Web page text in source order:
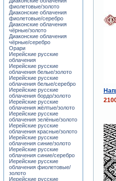
фиолетовые/золото
Диаконские облачения
фиолетовые/серебро
Диаконские облачения
чёрные/золото
Диаконские облачения
чёрные/серебро
Орари
Иерейские русские
облачения
Иерейские русские
облачения белые/золото
Иерейские русские
облачения белые/серебро
Иерейские русские
облачения бордо/золото
Иерейские русские
облачения жёлтые/золото
Иерейские русские
облачения зелёные/золото
Иерейские русские
облачения красные/золото
Иерейские русские
облачения синие/золото
Иерейские русские
облачения синие/серебро
Иерейские русские
облачения фиолетовые/
золото
Иерейские русские